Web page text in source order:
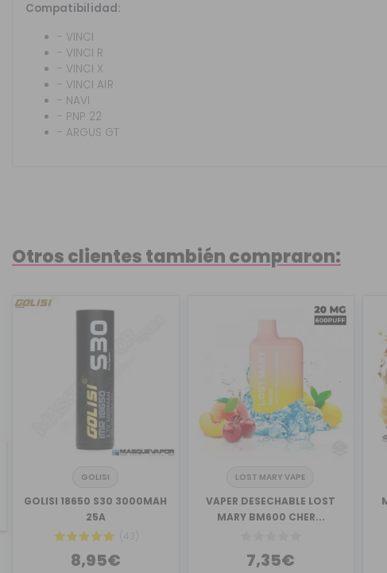
Compatibilidad:
- VINCI
- VINCI R
- VINCI X
- VINCI AIR
- NAVI
- PNP 22
- ARGUS GT
Otros clientes también compraron:
GOLISI
GOLISI 18650 S30 3000MAH
25A
(43)
8,95€
LOST MARY VAPE
VAPER DESECHABLE LOST
MARY BM600 CHER...
7,35€